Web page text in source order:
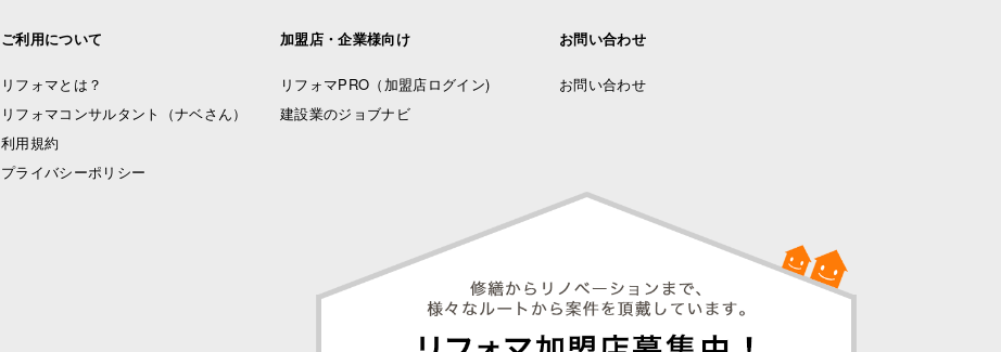
ご利用について
リフォマとは？
リフォマコンサルタント（ナベさん）
利用規約
プライバシーポリシー
加盟店・企業様向け
リフォマPRO （加盟店ログイン)
建設業のジョブナビ
お問い合わせ
お問い合わせ